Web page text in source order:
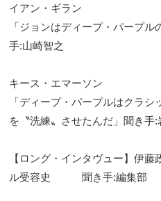
イアン・ギラン
「ジョンはディープ・パープ
手:山崎智之
キース・エマーソン
「ディープ・パープルはクラ
を〝洗練〟させたんだ」聞き手:
【ロング・インタヴュー】伊
ル受容史 聞き手:編集部